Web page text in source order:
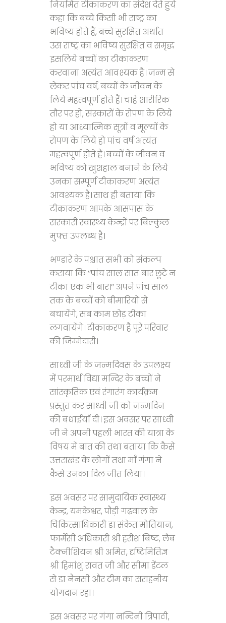
नियमित टीकाकरण का संदेश देते हुये
कहा कि बच्चे किसी भी राष्ट्र का
भविष्य होते हैं, बच्चे सुरक्षित अर्थात
उस राष्ट्र का भविष्य सुरक्षित व समृद्ध
इसलिये बच्चों का टीकाकरण
करवाना अत्यंत आवश्यक है। जन्म से
लेकर पांच वर्ष, बच्चों के जीवन के
लिये महत्वपूर्ण होते हैं। चाहे शारीरिक
तौर पर हो, संस्कारों के रोपण के लिये
हो या आध्यात्मिक सूत्रों व मूल्यों के
रोपण के लिये हो पांच वर्ष अत्यंत
महत्वपूर्ण होते हैं। बच्चों के जीवन व
भविष्य को खुशहाल बनाने के लिये
उनका सम्पूर्ण टीकाकरण अत्यंत
आवश्यक है। साथ ही बताया कि
टीकाकरण आपके आसपास के
सरकारी स्वास्थ्य केन्द्रों पर बिल्कुल
मुफ्त उपलब्ध है।
भण्डारे के पश्चात सभी को संकल्प
कराया कि ’’पांच साल सात बार छूटे न
टीका एक भी बार।’’ अपने पांच साल
तक के बच्चों को बीमारियों से
बचायेंगे, सब काम छोड़ टीका
लगवायेंगे। टीकाकरण है पूरे परिवार
की जिम्मेदारी।
साध्वी जी के जन्मदिवस के उपलक्ष्य
में परमार्थ विद्या मन्दिर के बच्चों ने
सांस्कृतिक एवं रंगारंग कार्यक्रम
प्रस्तुत कर साध्वी जी को जन्मदिन
की बधाईयाँ दी। इस अवसर पर साध्वी
जी ने अपनी पहली भारत की यात्रा के
विषय में बात की तथा बताया कि कैसे
उत्तराखंड के लोगों तथा माँ गंगा ने
कैसे उनका दिल जीत लिया।
इस अवसर पर सामुदायिक स्वास्थ्य
केन्द्र, यमकेश्वर, पौड़ी गढ़वाल के
चिकित्साधिकारी डा संकेत मोतियान,
फार्मेसी अधिकारी श्री हरीश बिष्ट, लैब
टैक्नीशियन श्री अमित, दृष्टिमितिज्ञ
श्री हिमांशु रावत जी और सीमा डेंटल
से डा नैनसी और टीम का सराहनीय
योगदान रहा।
इस अवसर पर गंगा नन्दिनी त्रिपाठी,